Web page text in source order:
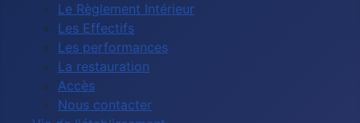
Le Règlement Intérieur
Les Effectifs
Les performances
La restauration
Accès
Nous contacter